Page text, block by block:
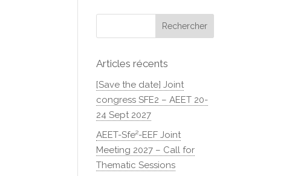
Articles récents
[Save the date] Joint
congress SFE2 – AEET 20-
24 Sept 2027
AEET-Sfe²-EEF Joint
Meeting 2027 – Call for
Thematic Sessions